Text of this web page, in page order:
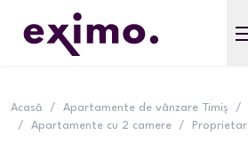
Acasă / Apartamente de vânzare Timiș /
/
Apartamente cu 2 camere / Proprietar